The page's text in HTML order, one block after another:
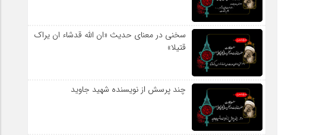
سخنی در معنای حدیث «ان الله قدشاء ان یراک
قتیلا»
چند پرسش از نویسنده شهید جاوید